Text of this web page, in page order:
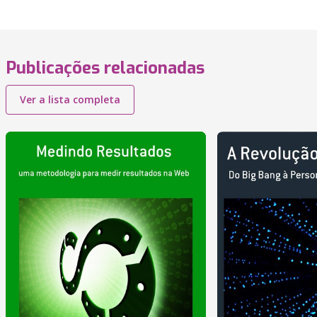
Publicações relacionadas
Ver a lista completa